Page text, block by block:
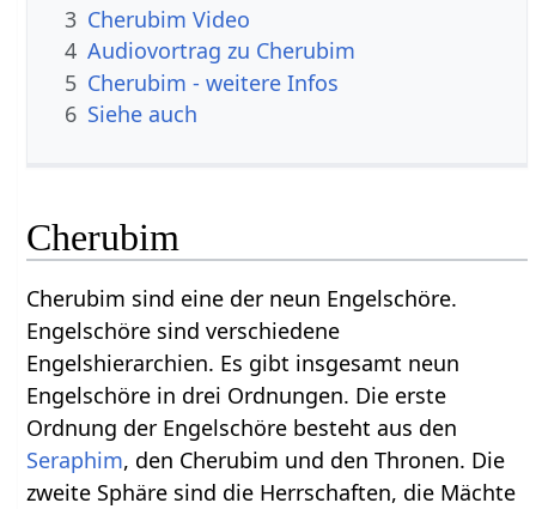
3 Cherubim Video
4 Audiovortrag zu Cherubim
5 Cherubim - weitere Infos
6 Siehe auch
Cherubim
Cherubim sind eine der neun Engelschöre.
Engelschöre sind verschiedene
Engelshierarchien. Es gibt insgesamt neun
Engelschöre in drei Ordnungen. Die erste
Ordnung der Engelschöre besteht aus den
Seraphim, den Cherubim und den Thronen. Die
zweite Sphäre sind die Herrschaften, die Mächte